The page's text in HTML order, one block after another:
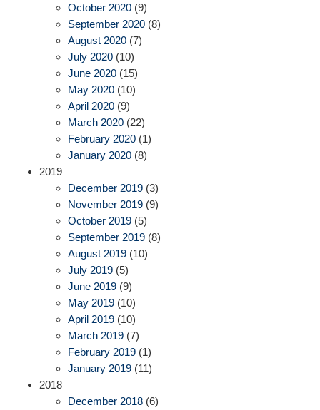
October 2020 (9)
September 2020 (8)
August 2020 (7)
July 2020 (10)
June 2020 (15)
May 2020 (10)
April 2020 (9)
March 2020 (22)
February 2020 (1)
January 2020 (8)
2019
December 2019 (3)
November 2019 (9)
October 2019 (5)
September 2019 (8)
August 2019 (10)
July 2019 (5)
June 2019 (9)
May 2019 (10)
April 2019 (10)
March 2019 (7)
February 2019 (1)
January 2019 (11)
2018
December 2018 (6)